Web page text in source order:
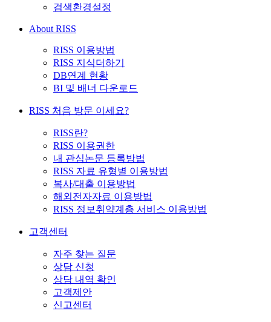
검색환경설정
About RISS
RISS 이용방법
RISS 지식더하기
DB연계 현황
BI 및 배너 다운로드
RISS 처음 방문 이세요?
RISS란?
RISS 이용권한
내 관심논문 등록방법
RISS 자료 유형별 이용방법
복사/대출 이용방법
해외전자자료 이용방법
RISS 정보취약계층 서비스 이용방법
고객센터
자주 찾는 질문
상담 신청
상담 내역 확인
고객제안
신고센터